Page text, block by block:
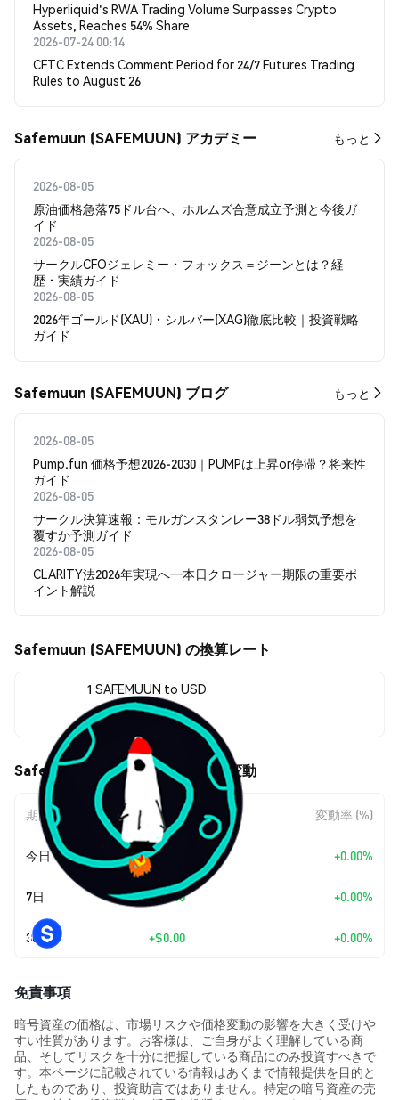
Hyperliquid's RWA Trading Volume Surpasses Crypto
Assets, Reaches 54% Share
2026-07-24 00:14
CFTC Extends Comment Period for 24/7 Futures Trading
Rules to August 26
Safemuun (SAFEMUUN) アカデミー もっと
2026-08-05
原油価格急落75ドル台へ、ホルムズ合意成立予測と今後ガ
イド
2026-08-05
サークルCFOジェレミー・フォックス＝ジーンとは？経
歴・実績ガイド
2026-08-05
2026年ゴールド(XAU)・シルバー(XAG)徹底比較｜投資戦略
ガイド
Safemuun (SAFEMUUN) ブログ もっと
2026-08-05
Pump.fun 価格予想2026-2030｜PUMPは上昇or停滞？将来性
ガイド
2026-08-05
サークル決算速報：モルガンスタンレー38ドル弱気予想を
覆すか予測ガイド
2026-08-05
CLARITY法2026年実現へ―本日クロージャー期限の重要ポ
イント解説
Safemuun (SAFEMUUN) の換算レート
1 SAFEMUUN to USD
$0.00000931
Safemuun (SAFEMUUN) の価格変動
期間 金額変動 変動率 (%)
今日 +$0.00 +0.00%
7日 +$0.00 +0.00%
30日 +$0.00 +0.00%
免責事項
暗号資産の価格は、市場リスクや価格変動の影響を大きく受けや
すい性質があります。お客様は、ご自身がよく理解している商
品、そしてリスクを十分に把握している商品にのみ投資すべきで
す。本ページに記載されている情報はあくまで情報提供を目的と
したものであり、投資助言ではありません。特定の暗号資産の売